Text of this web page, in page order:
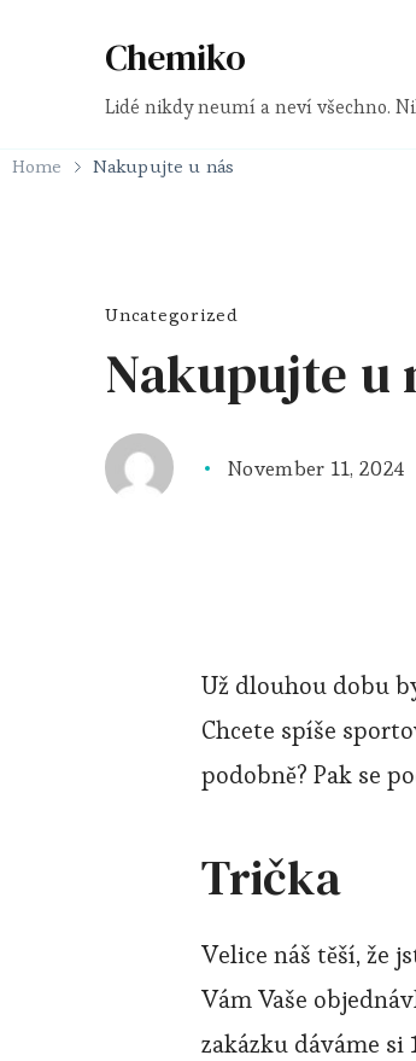
Chemiko
Lidé nikdy neumí a neví všechno.
Home Nakupujte u nás
Uncategorized
Nakupujte u
November 11, 2024
Už dlouhou dobu
Chcete spíše
podobně? Pak se
Trička
Velice náš těší, že
Vám Vaše
zakázku dáváme